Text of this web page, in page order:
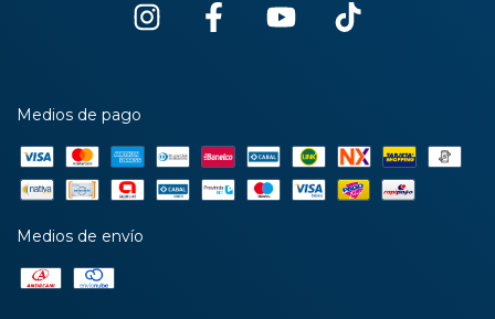
Medios de pago
Medios de envío